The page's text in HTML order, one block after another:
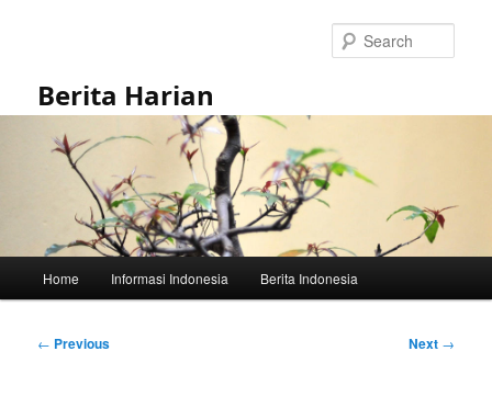
Berita Harian
Home Informasi Indonesia Berita Indonesia
Post
← Previous Next →